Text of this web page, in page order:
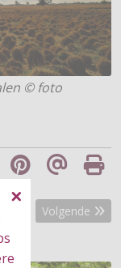
© foto
Volgende
Volgende